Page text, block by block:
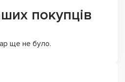
покупців
ще не було.